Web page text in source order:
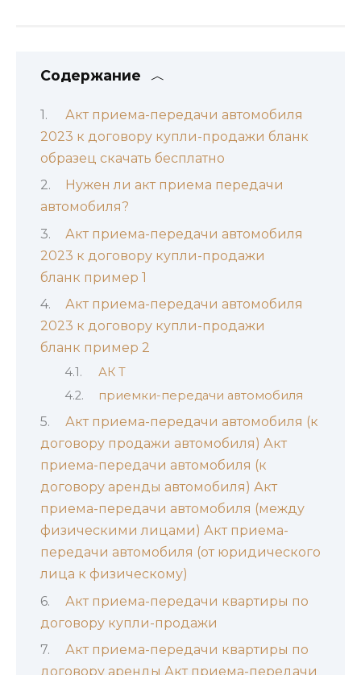
Содержание
Акт приема-передачи автомобиля
2023 к договору купли-продажи бланк
образец скачать бесплатно
Нужен ли акт приема передачи
автомобиля?
Акт приема-передачи автомобиля
2023 к договору купли-продажи
бланк пример 1
Акт приема-передачи автомобиля
2023 к договору купли-продажи
бланк пример 2
АК Т
приемки-передачи автомобиля
Акт приема-передачи автомобиля (к
договору продажи автомобиля) Акт
приема-передачи автомобиля (к
договору аренды автомобиля) Акт
приема-передачи автомобиля (между
физическими лицами) Акт приема-
передачи автомобиля (от юридического
лица к физическому)
Акт приема-передачи квартиры по
договору купли-продажи
Акт приема-передачи квартиры по
договору аренды Акт приема-передачи